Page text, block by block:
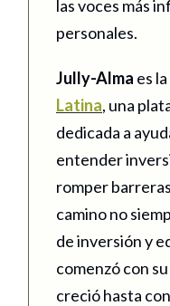
las voces más
personales.
Jully-Alma es
Latina, una
dedicada a
entender
romper
camino no
de inversión y
comenzó con
creció hasta